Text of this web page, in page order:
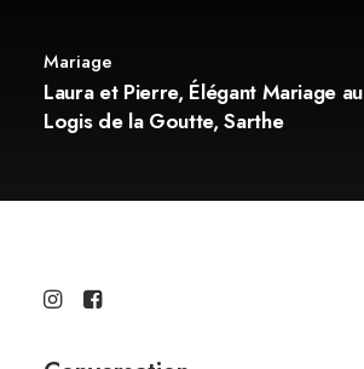
Mariage
Laura et Pierre, Élégant Mariage au
Logis de la Goutte, Sarthe